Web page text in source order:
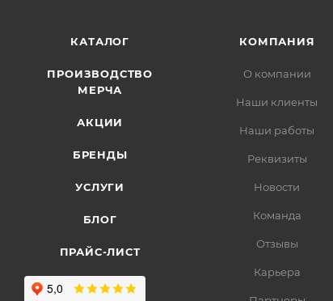
КАТАЛОГ
ПРОИЗВОДСТВО
МЕРЧА
АКЦИИ
БРЕНДЫ
УСЛУГИ
БЛОГ
ПРАЙС-ЛИСТ
КОМПАНИЯ
О компании
Наши клиенты
Наши работы
Реквизиты
Новости
Команда
Отзывы
Карьера